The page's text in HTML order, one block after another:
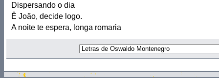
Dispersando o dia
Ê João, decide logo.
A noite te espera, longa romaria